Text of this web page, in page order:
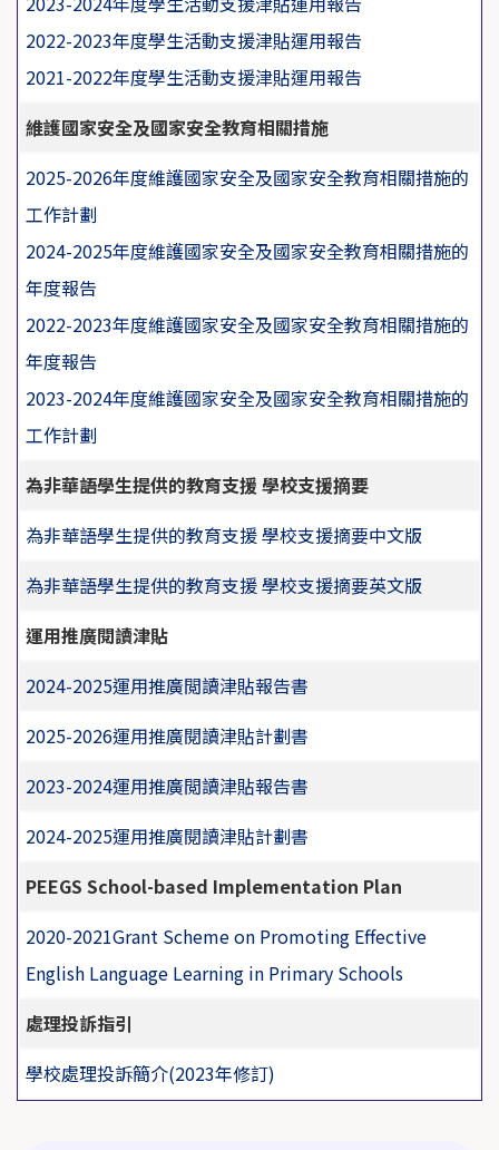
2022-2023年度學生活動支援津貼運用報告
2021-2022年度學生活動支援津貼運用報告
維護國家安全及國家安全教育相關措施
2025-2026年度維護國家安全及國家安全教育相關措施的
工作計劃
2024-2025年度維護國家安全及國家安全教育相關措施的
年度報告
2022-2023年度維護國家安全及國家安全教育相關措施的
年度報告
2023-2024年度維護國家安全及國家安全教育相關措施的
工作計劃
為非華語學生提供的教育支援 學校支援摘要
為非華語學生提供的教育支援 學校支援摘要中文版
為非華語學生提供的教育支援 學校支援摘要英文版
運用推廣閱讀津貼
2024-2025運用推廣閲讀津貼報告書
2025-2026運用推廣閱讀津貼計劃書
2023-2024運用推廣閲讀津貼報告書
2024-2025運用推廣閱讀津貼計劃書
PEEGS School-based Implementation Plan
2020-2021Grant Scheme on Promoting Effective
English Language Learning in Primary Schools
處理投訴指引
學校處理投訴簡介(2023年修訂)